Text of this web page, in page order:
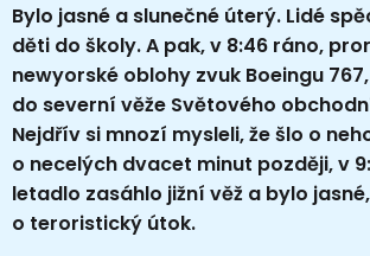
Bylo jasné a slunečné úterý. Lidé
děti do školy. A pak, v 8:46 ráno,
newyorské oblohy zvuk Boeingu
do severní věže Světového
Nejdřív si mnozí mysleli, že šlo o
o necelých dvacet minut později, v
letadlo zasáhlo jižní věž a bylo
o teroristický útok.